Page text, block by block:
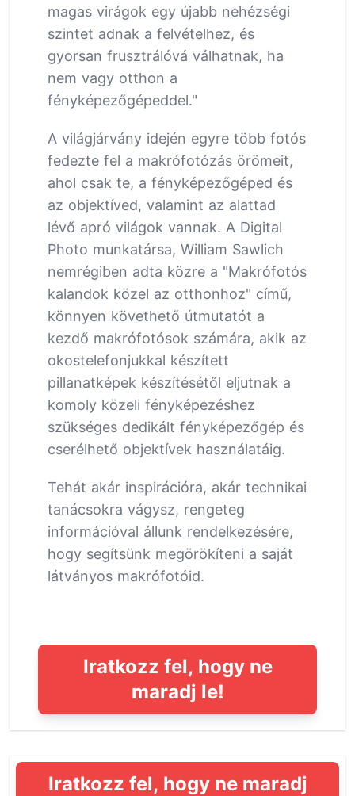
magas virágok egy újabb nehézségi
szintet adnak a felvételhez, és
gyorsan frusztrálóvá válhatnak, ha
nem vagy otthon a
fényképezőgépeddel."
A világjárvány idején egyre több fotós
fedezte fel a makrófotózás örömeit,
ahol csak te, a fényképezőgéped és
az objektíved, valamint az alattad
lévő apró világok vannak. A Digital
Photo munkatársa, William Sawlich
nemrégiben adta közre a "Makrófotós
kalandok közel az otthonhoz" című,
könnyen követhető útmutatót a
kezdő makrófotósok számára, akik az
okostelefonjukkal készített
pillanatképek készítésétől eljutnak a
komoly közeli fényképezéshez
szükséges dedikált fényképezőgép és
cserélhető objektívek használatáig.
Tehát akár inspirációra, akár technikai
tanácsokra vágysz, rengeteg
információval állunk rendelkezésére,
hogy segítsünk megörökíteni a saját
látványos makrófotóid.
Iratkozz fel, hogy ne
maradj le!
Iratkozz fel, hogy ne maradj